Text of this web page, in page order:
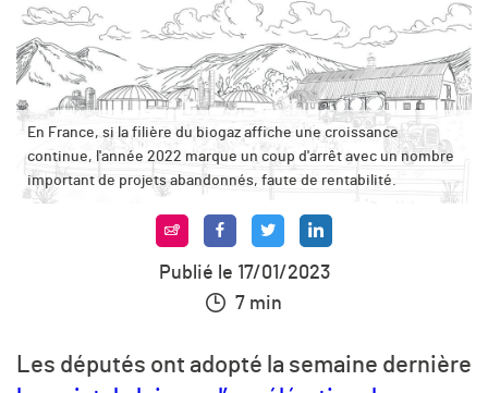
En France, si la filière du biogaz affiche une croissance
continue, l'année 2022 marque un coup d'arrêt avec un nombre
important de projets abandonnés, faute de rentabilité.
Publié le 17/01/2023
7 min
Les députés ont adopté la semaine dernière